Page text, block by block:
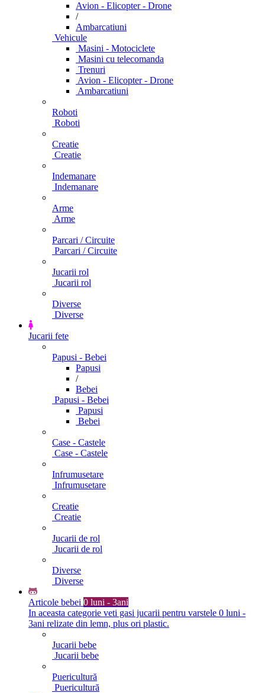
Avion - Elicopter - Drone
/
Ambarcatiuni
Vehicule
Masini - Motociclete
Masini cu telecomanda
Trenuri
Avion - Elicopter - Drone
Ambarcatiuni
Roboti
Roboti
Creatie
Creatie
Indemanare
Indemanare
Arme
Arme
Parcari / Circuite
Parcari / Circuite
Jucarii rol
Jucarii rol
Diverse
Diverse
Jucarii fete
Papusi - Bebei
Papusi
/
Bebei
Papusi - Bebei
Papusi
Bebei
Case - Castele
Case - Castele
Infrumusetare
Infrumusetare
Creatie
Creatie
Jucarii de rol
Jucarii de rol
Diverse
Diverse
Articole bebei 0 luni - 3ani
In aceasta categorie veti gasi jucarii pentru varstele 0 luni -
3ani relizate din lemn, plus ori plastic.
Jucarii bebe
Jucarii bebe
Puericultură
Puericultură